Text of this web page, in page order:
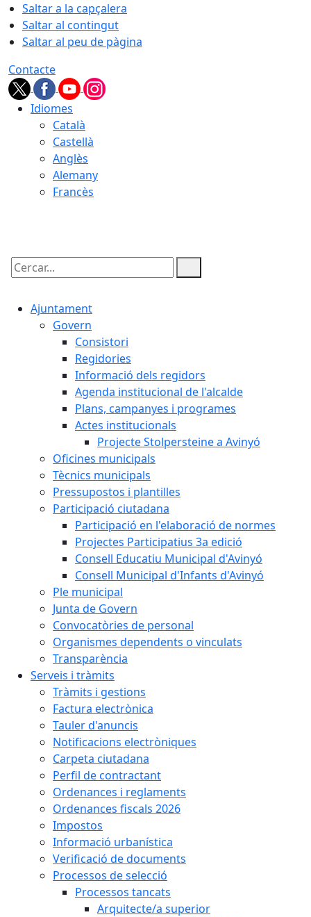
Saltar a la capçalera
Saltar al contingut
Saltar al peu de pàgina
Contacte
Idiomes
Català
Castellà
Anglès
Alemany
Francès
Cercar:
Ajuntament
Govern
Consistori
Regidories
Informació dels regidors
Agenda institucional de l'alcalde
Plans, campanyes i programes
Actes institucionals
Projecte Stolpersteine a Avinyó
Oficines municipals
Tècnics municipals
Pressupostos i plantilles
Participació ciutadana
Participació en l'elaboració de normes
Projectes Participatius 3a edició
Consell Educatiu Municipal d'Avinyó
Consell Municipal d'Infants d'Avinyó
Ple municipal
Junta de Govern
Convocatòries de personal
Organismes dependents o vinculats
Transparència
Serveis i tràmits
Tràmits i gestions
Factura electrònica
Tauler d'anuncis
Notificacions electròniques
Carpeta ciutadana
Perfil de contractant
Ordenances i reglaments
Ordenances fiscals 2026
Impostos
Informació urbanística
Verificació de documents
Processos de selecció
Processos tancats
Arquitecte/a superior